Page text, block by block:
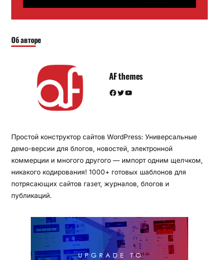
Об авторе
AF themes
Facebook Twitter YouTube
Простой конструктор сайтов WordPress: Универсальные
демо-версии для блогов, новостей, электронной
коммерции и многого другого — импорт одним щелчком,
никакого кодирования! 1000+ готовых шаблонов для
потрясающих сайтов газет, журналов, блогов и
публикаций.